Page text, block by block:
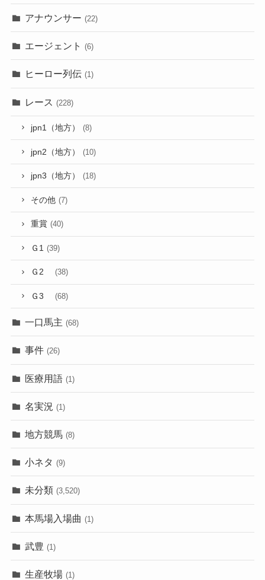
アナウンサー (22)
エージェント (6)
ヒーロー列伝 (1)
レース (228)
jpn1（地方） (8)
jpn2（地方） (10)
jpn3（地方） (18)
その他 (7)
重賞 (40)
Ｇ1 (39)
Ｇ2 (38)
Ｇ3 (68)
一口馬主 (68)
事件 (26)
医療用語 (1)
名実況 (1)
地方競馬 (8)
小ネタ (9)
未分類 (3,520)
本馬場入場曲 (1)
武豊 (1)
生産牧場 (1)